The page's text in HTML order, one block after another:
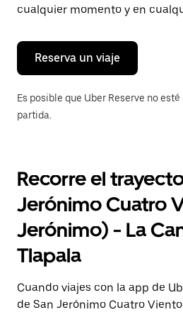
calendario.
cualquier momento y en
Reserva un viaje
Es posible que Uber Reserve no
partida.
Recorre el
Jerónimo Cuatro
Jerónimo) - La
Tlapala
Cuando viajes con la app de
de San Jerónimo Cuatro